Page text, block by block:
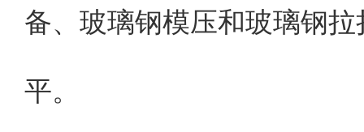
备、玻璃钢模压和玻璃钢
平。